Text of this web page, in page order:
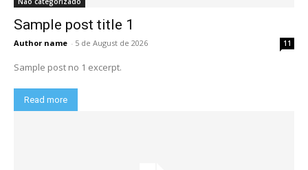
Sample post title 1
Author name - 5 de August de 2026 11
Sample post no 1 excerpt.
Read more